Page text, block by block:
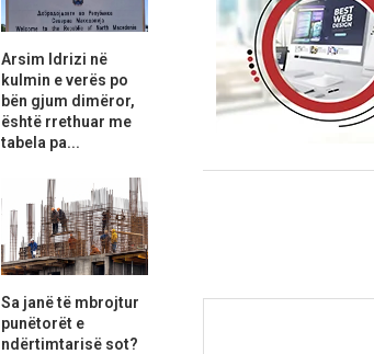
Arsim Idrizi në
kulmin e verës po
bën gjum dimëror,
është rrethuar me
tabela pa...
Sa janë të mbrojtur
punëtorët e
ndërtimtarisë sot?